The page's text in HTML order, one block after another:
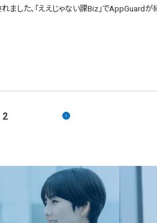
た、「ええじゃない課Biz」でAppGuardが
2